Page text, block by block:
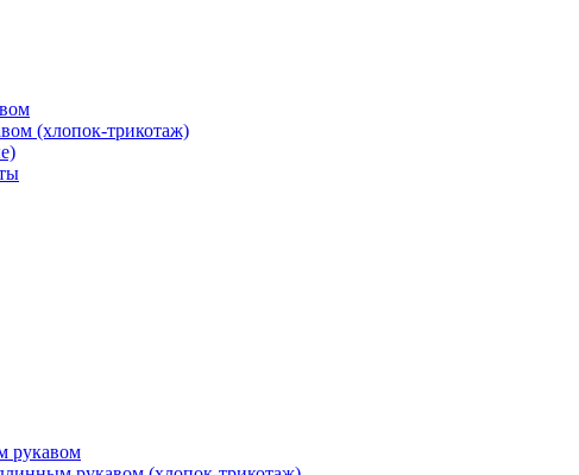
(хлопок-трикотаж)
рукавом